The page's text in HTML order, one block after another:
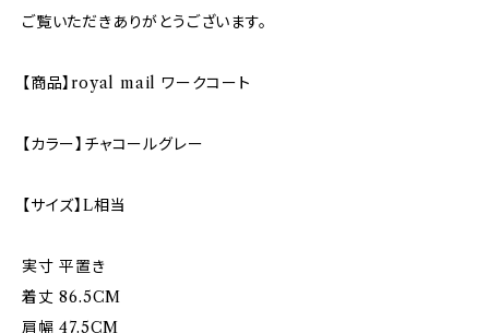
ご覧いただきありがとうございます。
【商品】royal mail ワークコート
【カラー】チャコールグレー
【サイズ】L相当
実寸 平置き
着丈 86.5CM
肩幅 47.5CM